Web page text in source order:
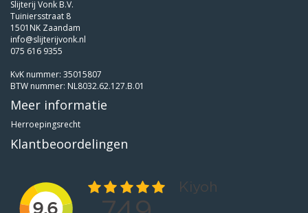
Slijterij Vonk B.V.
Tuiniersstraat 8
1501NK Zaandam
info@slijterijvonk.nl
075 616 9355
KvK nummer: 35015807
BTW nummer: NL8032.62.127.B.01
Meer informatie
Herroepingsrecht
Klantbeoordelingen